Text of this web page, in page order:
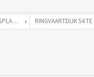
WOONARK MET LIGPLAATS